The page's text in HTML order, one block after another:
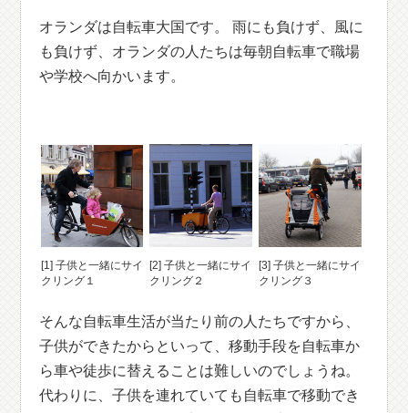
オランダは自転車大国です。 雨にも負けず、風に
も負けず、オランダの人たちは毎朝自転車で職場
や学校へ向かいます。
[1] 子供と一緒にサイ
クリング１
[2] 子供と一緒にサイ
クリング２
[3] 子供と一緒にサイ
クリング３
そんな自転車生活が当たり前の人たちですから、
子供ができたからといって、移動手段を自転車か
ら車や徒歩に替えることは難しいのでしょうね。
代わりに、子供を連れていても自転車で移動でき